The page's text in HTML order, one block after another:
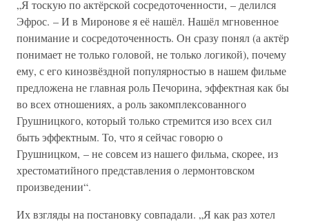
„Я тоскую по актёрской сосредоточенности, – делился
Эфрос. – И в Миронове я её нашёл. Нашёл мгновенное
понимание и сосредоточенность. Он сразу понял (а актёр
понимает не только головой, не только логикой), почему
ему, с его кинозвёздной популярностью в нашем фильме
предложена не главная роль Печорина, эффектная как бы
во всех отношениях, а роль закомплексованного
Грушницкого, который только стремится изо всех сил
быть эффектным. То, что я сейчас говорю о
Грушницком, – не совсем из нашего фильма, скорее, из
хрестоматийного представления о лермонтовском
произведении“.
Их взгляды на постановку совпадали. „Я как раз хотел